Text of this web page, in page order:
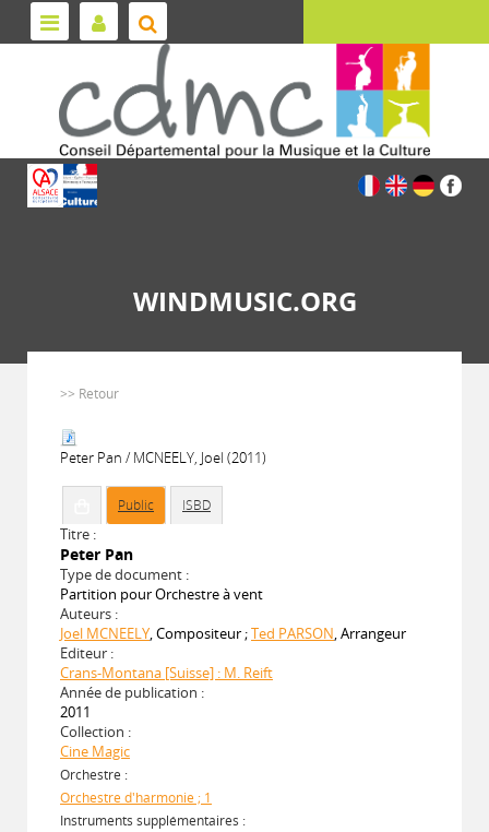
WINDMUSIC.ORG
>> Retour
Peter Pan / MCNEELY, Joel (2011)
Public ISBD
Titre :
Peter Pan
Type de document :
Partition pour Orchestre à vent
Auteurs :
Joel MCNEELY, Compositeur ;Ted PARSON, Arrangeur
Editeur :
Crans-Montana [Suisse] : M. Reift
Année de publication :
2011
Collection :
Cine Magic
Orchestre :
Orchestre d'harmonie ; 1
Instruments supplémentaires :